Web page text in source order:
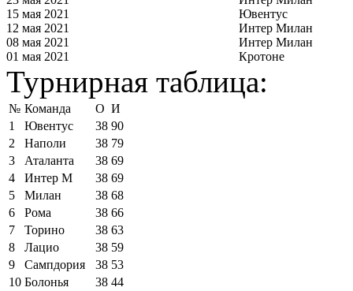
15 мая 2021
Ювентус
12 мая 2021
Интер Милан
08 мая 2021
Интер Милан
01 мая 2021
Кротоне
Турнирная таблица:
№ Команда О И
1
Ювентус 38 90
2
Наполи 38 79
3
Аталанта 38 69
4
Интер М 38 69
5
Милан 38 68
6
Рома 38 66
7
Торино 38 63
8
Лацио 38 59
9
Сампдория 38 53
10 Болонья 38 44